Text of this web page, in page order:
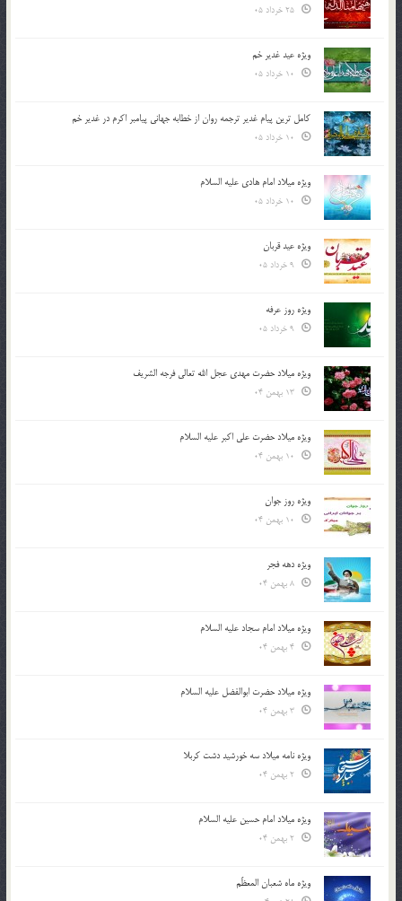
ویژه عید غدیر خم
کامل ترین پیام غدیر ترجمه روان از خطابه جهانی پیامبر اکرم در غدیر خم
ویژه میلاد امام هادی علیه السلام
ویژه عید قربان
ویژه روز عرفه
ویژه میلاد حضرت مهدی عجل الله تعالی فرجه الشريف
ویژه میلاد حضرت علی اکبر علیه السلام
ویژه روز جوان
ویژه دهه فجر
ویژه میلاد امام سجاد علیه السلام
ویژه میلاد حضرت ابوالفضل علیه السلام
ویژه نامه میلاد سه خورشید دشت کربلا
ویژه میلاد امام حسین علیه السلام
ویژه ماه شعبان المعظّم